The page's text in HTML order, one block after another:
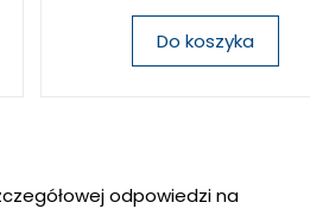
Do koszyka
odpowiedzi na